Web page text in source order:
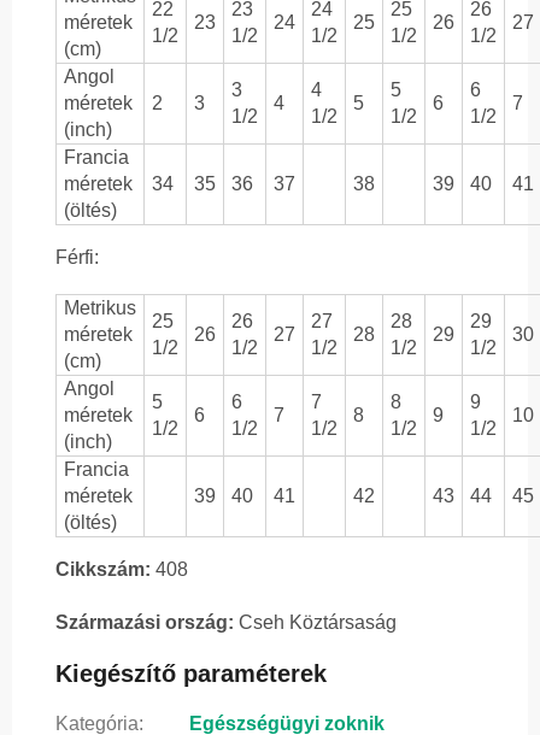
méretek
(cm)
22
1/2
23
23
1/2
24
24
1/2
25
25
1/2
26
26
1/2
27
Angol
méretek
(inch)
2 3
3
1/2
4
4
1/2
5
5
1/2
6
6
1/2
7
Francia
méretek
(öltés)
34 35 36 37 38 39 40 41
Férfi:
Metrikus
méretek
(cm)
25
1/2
26
26
1/2
27
27
1/2
28
28
1/2
29
29
1/2
30
Angol
méretek
(inch)
5
1/2
6
6
1/2
7
7
1/2
8
8
1/2
9
9
1/2
10
Francia
méretek
(öltés)
39 40 41 42 43 44 45
Cikkszám: 408
Származási ország: Cseh Köztársaság
Kiegészítő paraméterek
Kategória: Egészségügyi zoknik